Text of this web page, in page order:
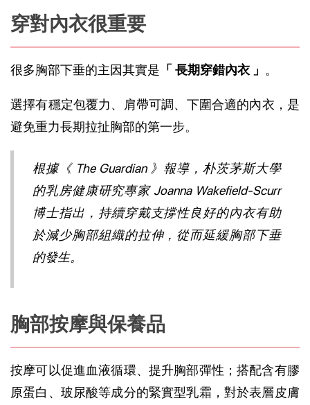
穿對內衣很重要
很多胸部下垂的主因其實是 「 長期穿錯內衣 」 。
選擇有穩定包覆力、肩帶可調、下圍合適的內衣，是
避免重力長期拉扯胸部的第一步。
根據《 The Guardian 》報導，朴茨茅斯大學
的乳房健康研究專家 Joanna Wakefield-Scurr
博士指出，持續穿戴支撐性良好的內衣有助
於減少胸部組織的拉伸，從而延緩胸部下垂
的發生。
胸部按摩與保養品
按摩可以促進血液循環、提升胸部彈性；搭配含有膠
原蛋白、 玻尿酸等成分的緊實型乳霜，對於表層皮膚